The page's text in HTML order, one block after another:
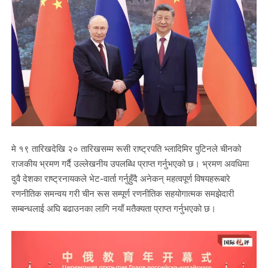
मे १९ तारिखदेखि २० तारिखसम्म रूसी राष्ट्रपति भ्लादिमिर पुटिनले चीनको
राजकीय भ्रमण गर्दै उल्लेखनीय उपलब्धि प्राप्त गर्नुभएको छ। भ्रमण अवधिमा
दुवै देशका राष्ट्रनायकले भेट-वार्ता गर्नुहुँदै अनेकन् महत्वपूर्ण विषयहरूबारे
रणनीतिक समन्वय गरी चीन रूस सम्पूर्ण रणनीतिक सहयोगात्मक समझेदारी
सम्बन्धलाई अघि बढाउनका लागि नयाँ मतैक्यता प्राप्त गर्नुभएको छ।